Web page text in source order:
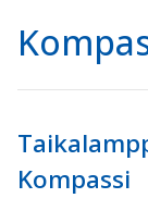
Kompassi